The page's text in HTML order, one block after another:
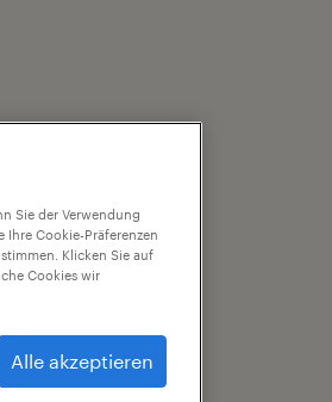
Sie der Verwendung
Ihre Cookie-Präferenzen
Klicken Sie auf
Cookies wir
Alle akzeptieren